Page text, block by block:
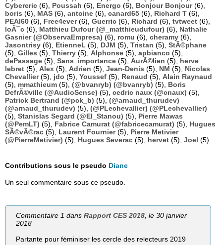
Cybereric (6), Poussah (6), Energo (6), Bonjour Bonjour(6),
boris (6), MAS (6), antoine (6), canard65 (6), Richard T (6),
PEAI60 (6), Free4ever(6), Guerric (6), Richard (6), tvtweet (6),
loÃ¯c (6), Matthieu Dufour (@_matthieudufour) (6), Nathalie
Gasnier (@ObservaEmpresa) (6), romu (6), cheramy (6),
Jasontrisy (6), EtienneL (5), DJM (5), Tristan (5), StÃ©phane
(5), Gilles (5), Thierry (5), Alphonse (5), apbianco (5),
dePassage (5), Sans_importance (5), AurÃ©lien (5), herve
lebret (5), Alex (5), Adrien (5), Jean-Denis (5), NM (5), Nicolas
Chevallier(5), jdo (5), Youssef (5), Renaud (5), Alain Raynaud
(5), mmathieum (5), (@bvanryb) (@bvanryb) (5), Boris
DefrÃ©ville (@AudioSense) (5), cedric naux (@cnaux) (5),
Patrick Bertrand (@pck_b) (5), (@arnaud_thurudev)
(@arnaud_thurudev) (5), (@PLechevallier) (@PLechevallier)
(5), Stanislas Segard (@El_Stanou) (5), Pierre Mawas
(@PemLT) (5), Fabrice Camurat (@fabricecamurat) (5), Hugues
SÃ©vÃ©rac (5), Laurent Fournier(5), Pierre Metivier
(@PierreMetivier) (5), Hugues Severac (5), hervet (5), Joel (5)
Contributions sous le pseudo Diane
Un seul commentaire sous ce pseudo.
Commentaire 1 dansRapport CES 2018 , le 30 janvier
2018
Partante pour féminiser les cercle des relecteurs 2019